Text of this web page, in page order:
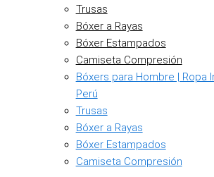
Trusas
Bóxer a Rayas
Bóxer Estampados
Camiseta Compresión
Bóxers para Hombre | Ropa
Perú
Trusas
Bóxer a Rayas
Bóxer Estampados
Camiseta Compresión